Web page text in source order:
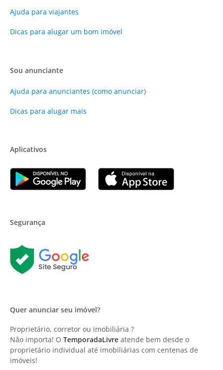
Ajuda para viajantes
Dicas para alugar um bom imóvel
Sou anunciante
Ajuda para anunciantes (como anunciar)
Dicas para alugar mais
Aplicativos
Segurança
Quer anunciar seu imóvel?
Proprietário, corretor ou imobiliária ?
Não importa! O TemporadaLivre atende bem desde o
proprietário individual até imobiliárias com centenas de
imóveis!